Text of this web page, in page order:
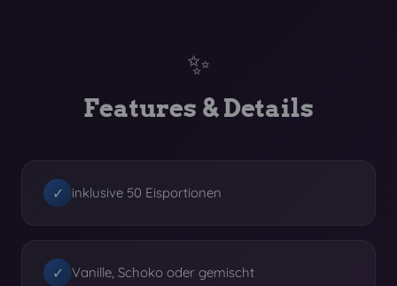
✨
Features & Details
✓ inklusive 50 Eisportionen
✓ Vanille, Schoko oder gemischt